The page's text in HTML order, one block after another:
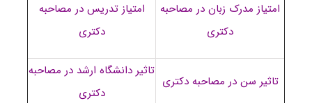
امتیاز مدرک زبان در مصاحبه
دکتری
امتیاز تدریس در مصاحبه
دکتری
تاثیر سن در مصاحبه دکتری
تاثیر دانشگاه ارشد در مصاحبه
دکتری